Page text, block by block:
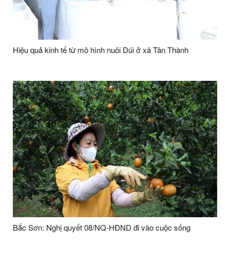
Hiệu quả kinh tế từ mô hình nuôi Dúi ở xã Tân Thành
Bắc Sơn: Nghị quyết 08/NQ-HĐND đi vào cuộc sống